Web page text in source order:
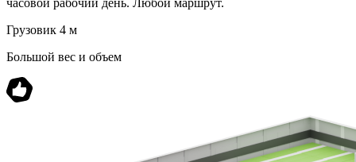
Грузовик 4 м
Большой вес и объем